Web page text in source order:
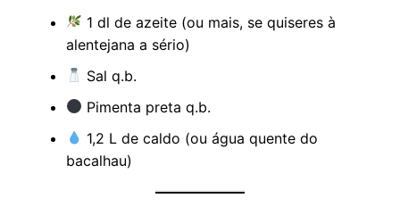
1 dl de azeite (ou mais, se quiseres à
alentejana a sério)
Sal q.b.
Pimenta preta q.b.
1,2 L de caldo (ou água quente do
bacalhau)